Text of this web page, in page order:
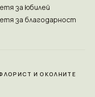
за юбилей
за благодарност
И ОКОЛНИТЕ